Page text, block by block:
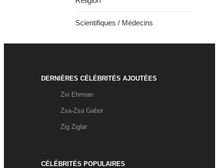
Scientifiques / Médecins
DERNIÈRES CÉLÉBRITÉS AJOUTÉES
Zvi Ehrman
Zsa-Zsa Gabor
Zig Ziglar
CÉLÉBRITÉS POPULAIRES